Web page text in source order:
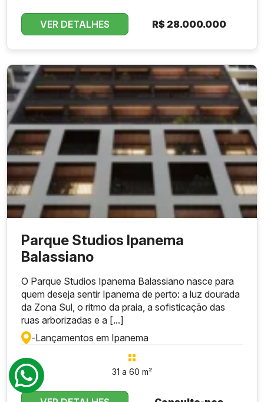
VER DETALHES R$ 28.000.000
Parque Studios Ipanema
Balassiano
O Parque Studios Ipanema Balassiano nasce para
quem deseja sentir Ipanema de perto: a luz dourada
da Zona Sul, o ritmo da praia, a sofisticação das
ruas arborizadas e a [...]
-Lançamentos em Ipanema
31 a 60 m²